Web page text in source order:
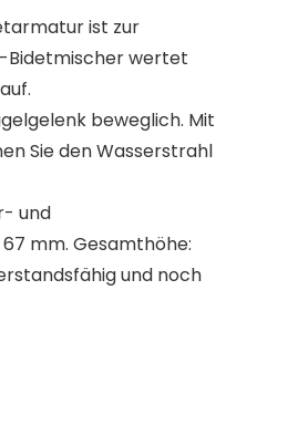
ist zur
Bidetmischer wertet
beweglich. Mit
Sie den Wasserstrahl
und
mm. Gesamthöhe:
und noch